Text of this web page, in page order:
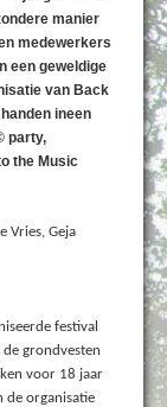
manier
medewerkers
een geweldige
van Back
ineen
party,
the Music
Vries, Geja
festival
de grondvesten
voor 18 jaar
de organisatie